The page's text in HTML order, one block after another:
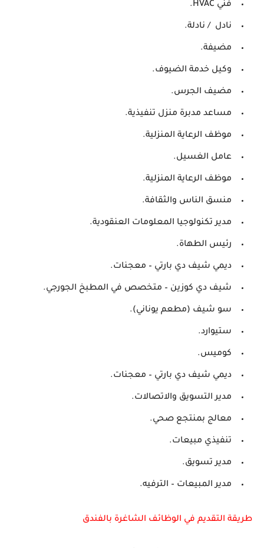
فني HVAC.
نادل / نادلة.
مضيفة.
وكيل خدمة الضيوف.
مضيف الجرس.
مساعد مدبرة منزل تنفيذية.
موظف الرعاية المنزلية.
عامل الغسيل.
موظف الرعاية المنزلية.
منسق الناس والثقافة.
مدير تكنولوجيا المعلومات العنقودية.
رئيس الطهاة.
ديمي شيف دي بارتي – معجنات.
شيف دي كوزين – متخصص في المطبخ الجورجي.
سو شيف (مطعم يوناني).
ستيوارد.
كوميس.
ديمي شيف دي بارتي – معجنات.
مدير التسويق والاتصالات.
معالج بمنتجع صحي.
تنفيذي مبيعات.
مدير تسويق.
مدير المبيعات – الترفيه.
طريقة التقديم في الوظائف الشاغرة بالفندق